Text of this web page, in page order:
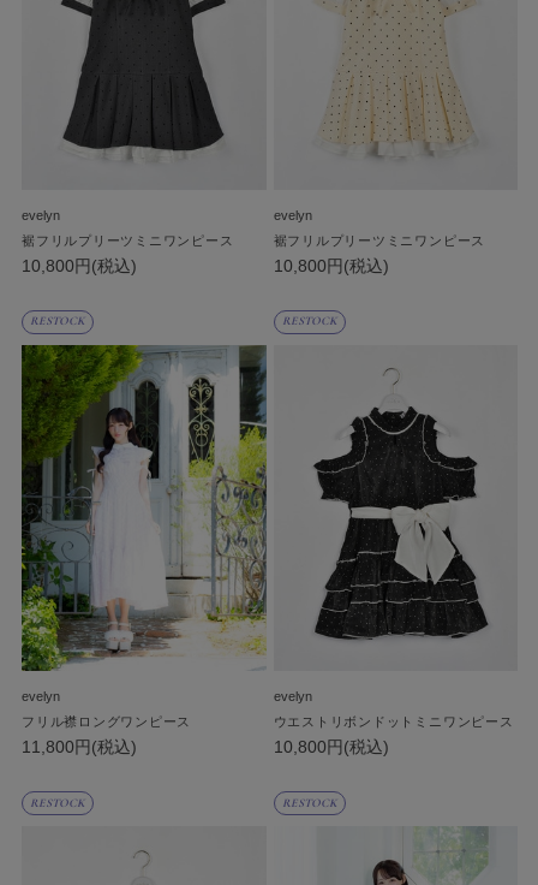
evelyn
裾フリルプリーツミニワンピース
10,800円(税込)
evelyn
裾フリルプリーツミニワンピース
10,800円(税込)
RESTOCK
evelyn
フリル襟ロングワンピース
11,800円(税込)
RESTOCK
evelyn
ウエストリボンドットミニワンピース
10,800円(税込)
RESTOCK RESTOCK